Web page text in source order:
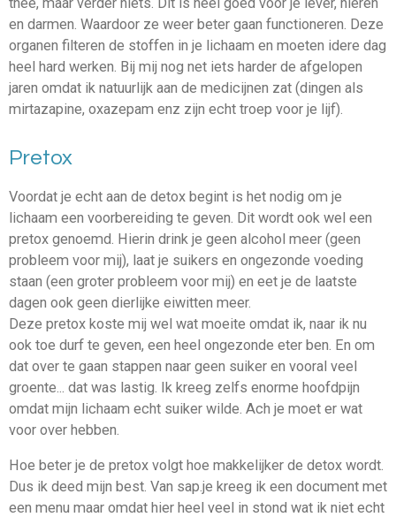
en darmen. Waardoor ze weer beter gaan functioneren. Deze
organen filteren de stoffen in je lichaam en moeten idere dag
heel hard werken. Bij mij nog net iets harder de afgelopen
jaren omdat ik natuurlijk aan de medicijnen zat (dingen als
mirtazapine, oxazepam enz zijn echt troep voor je lijf).
Pretox
Voordat je echt aan de detox begint is het nodig om je
lichaam een voorbereiding te geven. Dit wordt ook wel een
pretox genoemd. Hierin drink je geen alcohol meer (geen
probleem voor mij), laat je suikers en ongezonde voeding
staan (een groter probleem voor mij) en eet je de laatste
dagen ook geen dierlijke eiwitten meer.
Deze pretox koste mij wel wat moeite omdat ik, naar ik nu
ook toe durf te geven, een heel ongezonde eter ben. En om
dat over te gaan stappen naar geen suiker en vooral veel
groente... dat was lastig. Ik kreeg zelfs enorme hoofdpijn
omdat mijn lichaam echt suiker wilde. Ach je moet er wat
voor over hebben.
Hoe beter je de pretox volgt hoe makkelijker de detox wordt.
Dus ik deed mijn best. Van sap.je kreeg ik een document met
een menu maar omdat hier heel veel in stond wat ik niet echt